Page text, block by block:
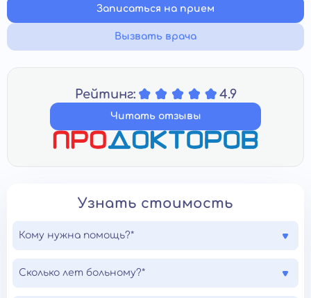
Записаться на прием
Вызвать врача
Рейтинг: 4.9
Читать отзывы
Узнать стоимость
Кому нужна помощь?*
Сколько лет больному?*